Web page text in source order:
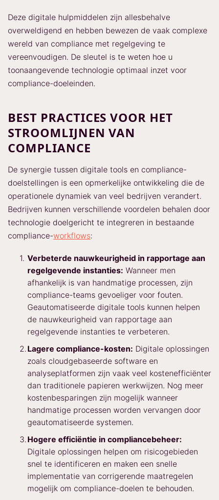
Deze digitale hulpmiddelen zijn allesbehalve
overweldigend en hebben bewezen de vaak complexe
wereld van compliance met regelgeving te
vereenvoudigen. De sleutel is te weten hoe u
toonaangevende technologie optimaal inzet voor
compliance-doeleinden.
BEST PRACTICES VOOR HET
STROOMLIJNEN VAN
COMPLIANCE
De synergie tussen digitale tools en compliance-
doelstellingen is een opmerkelijke ontwikkeling die de
operationele dynamiek van veel bedrijven verandert.
Bedrijven kunnen verschillende voordelen behalen door
technologie doelgericht te integreren in bestaande
compliance-workflows:
Verbeterde nauwkeurigheid in rapportage aan
regelgevende instanties: Wanneer men
afhankelijk is van handmatige processen, zijn
compliance-teams gevoeliger voor fouten.
Geautomatiseerde digitale tools kunnen helpen
de nauwkeurigheid van rapportage aan
regelgevende instanties te verbeteren.
Lagere compliance-kosten: Digitale oplossingen
zoals cloudgebaseerde software en
analyseplatformen zijn vaak veel kostenefficiënter
dan traditionele papieren werkwijzen. Nog meer
kostenbesparingen zijn mogelijk wanneer
handmatige processen worden vervangen door
geautomatiseerde systemen.
Hogere efficiëntie in compliancebeheer:
Digitale oplossingen helpen om risicogebieden
snel te identificeren en maken een snelle
implementatie van corrigerende maatregelen
mogelijk om compliance-doelen te behouden.